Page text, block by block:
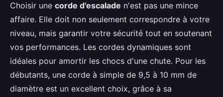
Choisir une corde d'escalade n'est pas une mince
affaire. Elle doit non seulement correspondre à votre
niveau, mais garantir votre sécurité tout en soutenant
vos performances. Les cordes dynamiques sont
idéales pour amortir les chocs d'une chute. Pour les
débutants, une corde à simple de 9,5 à 10 mm de
diamètre est un excellent choix, grâce à sa